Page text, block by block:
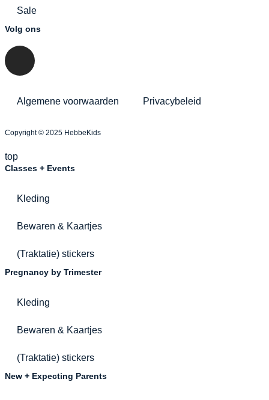
Volg ons
Algemene voorwaarden Privacybeleid
Sale
Copyright © 2025 HebbeKids
top
Classes + Events
Kleding
Bewaren & Kaartjes
(Traktatie) stickers
Pregnancy by Trimester
Kleding
Bewaren & Kaartjes
(Traktatie) stickers
New + Expecting Parents